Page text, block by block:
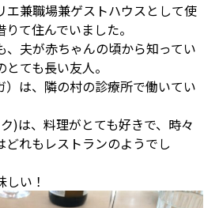
エ兼職場兼ゲストハウスとして使
て住んでいました。
、夫が赤ちゃんの頃から知ってい
ても長い友人。
）は、隣の村の診療所で働いてい
)は、料理がとても好きで、時々
れもレストランのようでし
い！